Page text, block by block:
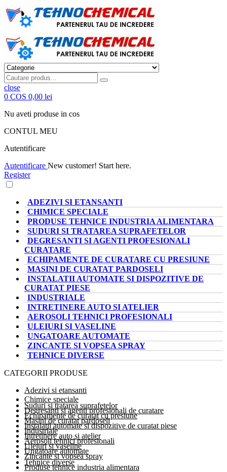
close
0 COS 0,00 lei
Nu aveti produse in cos
CONTUL MEU
Autentificare
Autentificare New customer! Start here.
Register
ADEZIVI SI ETANSANTI
CHIMICE SPECIALE
PRODUSE TEHNICE INDUSTRIA ALIMENTARA
SUDURI SI TRATAREA SUPRAFETELOR
DEGRESANTI SI AGENTI PROFESIONALI
CURATARE
ECHIPAMENTE DE CURATARE CU PRESIUNE
MASINI DE CURATAT PARDOSELI
INSTALATII AUTOMATE SI DISPOZITIVE DE
CURATAT PIESE
INDUSTRIALE
INTRETINERE AUTO SI ATELIER
AEROSOLI TEHNICI PROFESIONALI
ULEIURI SI VASELINE
UNGATOARE AUTOMATE
ZINCANTE SI VOPSEA SPRAY
TEHNICE DIVERSE
CATEGORII PRODUSE
Adezivi si etansanti
Chimice speciale
Suduri si tratarea suprafetelor
Degresanti si agenti profesionali de curatare
Echipamente de curatat cu presiune
Masini de curatat pardoseli
Instalatii automate si dispozitive de curatat piese
Industriale
Intretinere auto si atelier
Aerosoli tehnici profesionali
Uleiuri si vaseline
Ungatoare automate
Zincante si vopsea spray
Tehnice diverse
Produse tehnice industria alimentara